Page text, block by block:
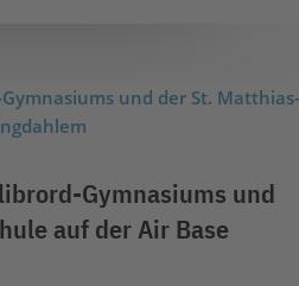
Gymnasiums und
auf der Air Base